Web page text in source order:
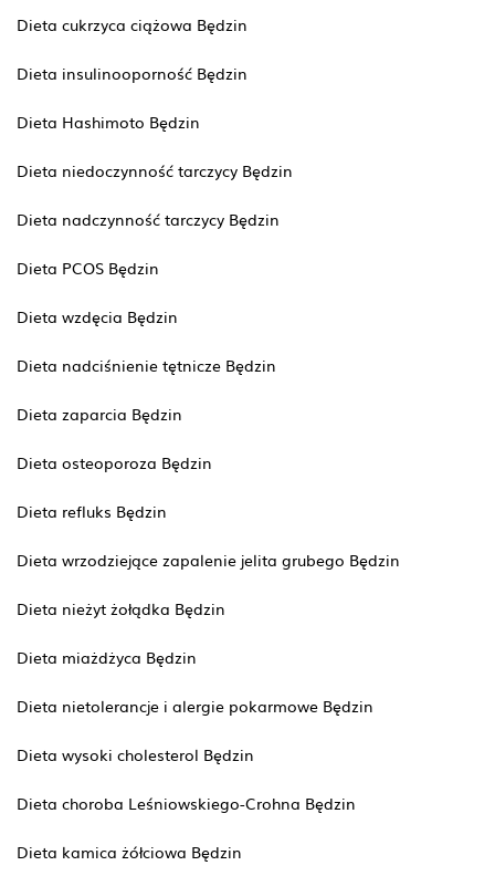
Dieta cukrzyca ciążowa Będzin
Dieta insulinooporność Będzin
Dieta Hashimoto Będzin
Dieta niedoczynność tarczycy Będzin
Dieta nadczynność tarczycy Będzin
Dieta PCOS Będzin
Dieta wzdęcia Będzin
Dieta nadciśnienie tętnicze Będzin
Dieta zaparcia Będzin
Dieta osteoporoza Będzin
Dieta refluks Będzin
Dieta wrzodziejące zapalenie jelita grubego Będzin
Dieta nieżyt żołądka Będzin
Dieta miażdżyca Będzin
Dieta nietolerancje i alergie pokarmowe Będzin
Dieta wysoki cholesterol Będzin
Dieta choroba Leśniowskiego-Crohna Będzin
Dieta kamica żółciowa Będzin